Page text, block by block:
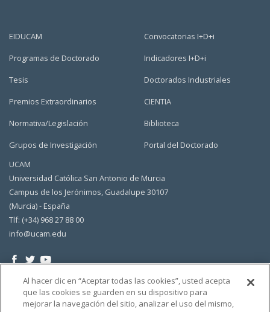
EIDUCAM
Programas de Doctorado
Tesis
Premios Extraordinarios
Normativa/Legislación
Grupos de Investigación
Convocatorias I+D+i
Indicadores I+D+i
Doctorados Industriales
CIENTIA
Biblioteca
Portal del Doctorado
UCAM
Universidad Católica San Antonio de Murcia
Campus de los Jerónimos, Guadalupe 30107
(Murcia) - España
Tlf: (+34) 968 27 88 00
info@ucam.edu
Al hacer clic en “Aceptar todas las cookies”, usted acepta
que las cookies se guarden en su dispositivo para
mejorar la navegación del sitio, analizar el uso del mismo,